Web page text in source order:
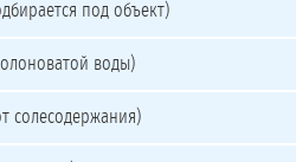
под объект)
воды)
солесодержания)